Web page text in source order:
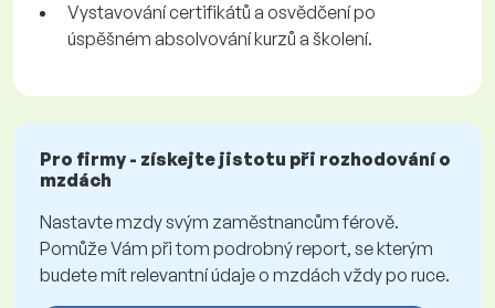
Vystavování certifikátů a osvědčení po
úspěšném absolvování kurzů a školení.
Pro firmy - získejte jistotu při rozhodování o
mzdách
Nastavte mzdy svým zaměstnancům férově.
Pomůže Vám při tom podrobný report, se kterým
budete mít relevantní údaje o mzdách vždy po ruce.